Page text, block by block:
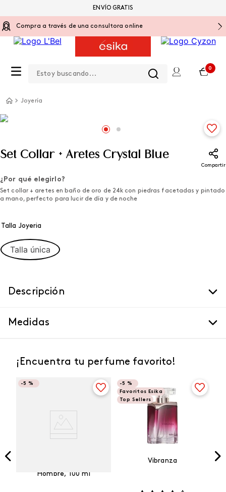
Compra a través de una consultora online
0
ENVÍO GRATIS
Joyería
Set Collar + Aretes Crystal Blue
Compartir
¿Por qué elegirlo?
Set collar + aretes en baño de oro de 24k con piedras facetadas y pintado
a mano, perfecto para lucir de día y de noche
Talla Joyeria
Talla única
Descripción
Medidas
¡Encuentra tu perfume favorito!
-5 %
Hombre, 100 ml
-5 %
Favoritos Esika
Top Sellers
Vibranza